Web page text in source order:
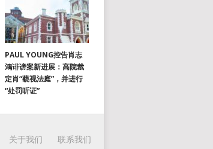
PAUL YOUNG控告肖志
鴻诽谤案新进展：高院裁
定肖“藐视法庭”，并进行
“处罚听证”
关于我们 联系我们